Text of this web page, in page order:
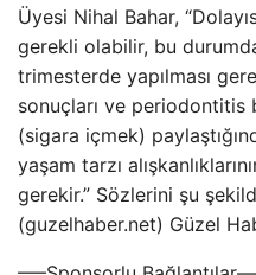
Üyesi Nihal Bahar,
gerekli olabilir, bu
trimesterde yapılması
sonuçları ve periodontitis
(sigara içmek)
yaşam tarzı
gerekir.” Sözlerini şu
(guzelhaber.net) Güzel